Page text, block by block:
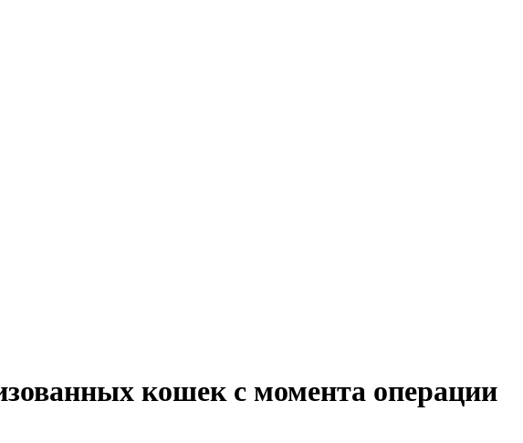
кошек с момента операции